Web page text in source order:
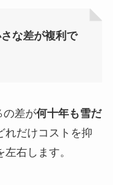
な差が複利で
の差が何十年も雪だ
れだけコストを抑
右します。